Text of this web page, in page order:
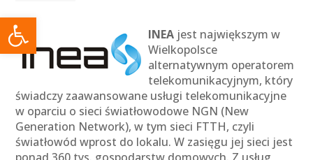
Otwórz pasek narzędzi INEA jest największym w
Wielkopolsce
alternatywnym operatorem
telekomunikacyjnym, który
świadczy zaawansowane usługi telekomunikacyjne
w oparciu o sieci światłowodowe NGN (New
Generation Network), w tym sieci FTTH, czyli
światłowód wprost do lokalu. W zasięgu jej sieci jest